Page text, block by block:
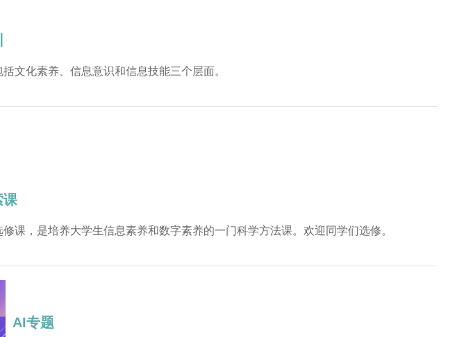
文化素养、信息意识和信息技能三个层面。
课
课，是培养大学生信息素养和数字素养的一门科学方法课。欢迎同学们选修。
AI专题